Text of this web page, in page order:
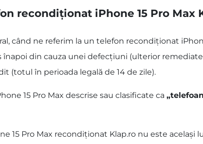
recondiționat iPhone 15 Pro Max
când ne referim la un telefon recondiționat
din cauza unei defecțiuni (ulterior
(totul în perioada legală de 14 de zile).
15 Pro Max descrise sau clasificate ca
15 Pro Max recondiționat Klap.ro nu este același